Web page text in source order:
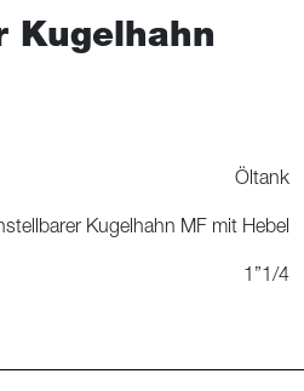
Kugelhahn
Öltank
Kugelhahn MF mit Hebel
1”1/4